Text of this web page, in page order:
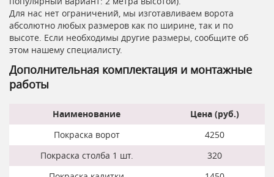
Для нас нет ограничений, мы изготавливаем ворота
абсолютно любых размеров как по ширине, так и по
высоте. Если необходимы другие размеры, сообщите об
этом нашему специалисту.
Дополнительная комплектация и монтажные
работы
Наименование
Цена (руб.)
Покраска ворот
4250
Покраска столба 1 шт.
320